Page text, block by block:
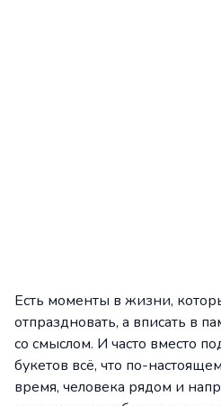
Есть моменты в жизни,
отпраздновать, а вписать в
со смыслом. И часто вместо
букетов всё, что по-
время, человека рядом и